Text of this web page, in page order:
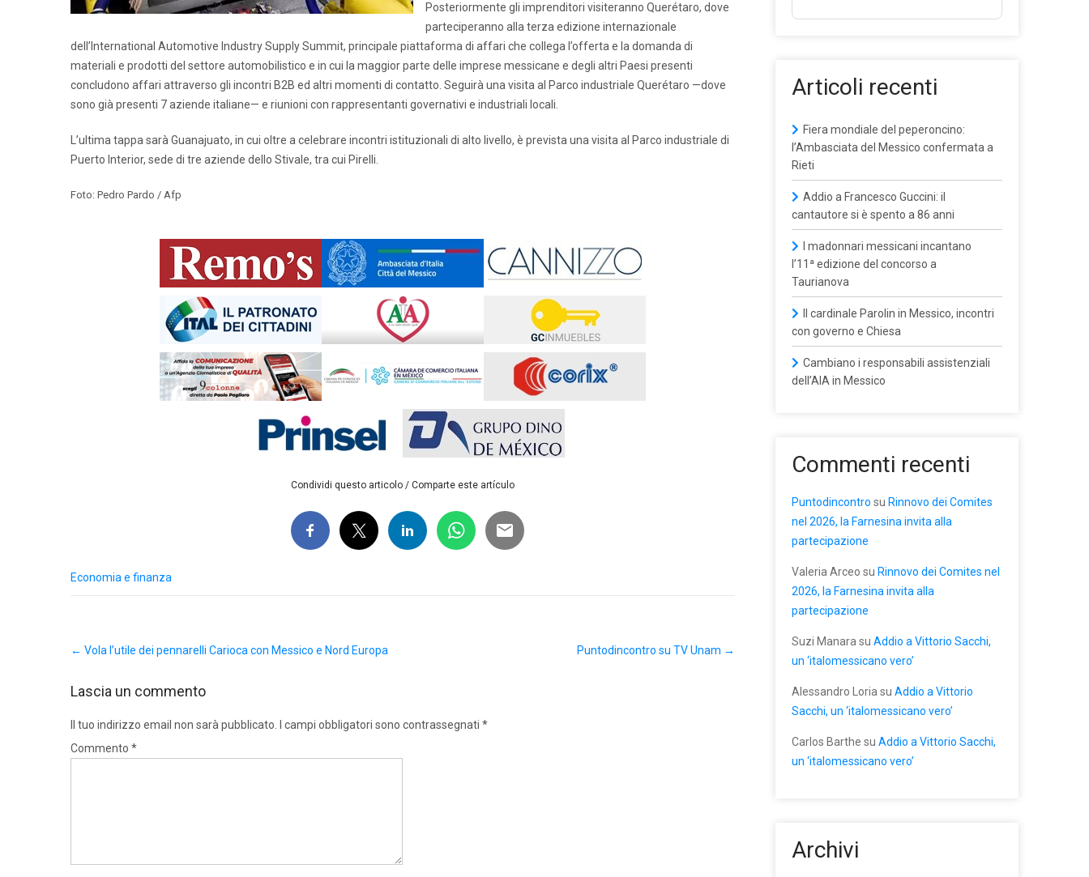
Posteriormente gli imprenditori visiteranno Querétaro, dove
parteciperanno alla terza edizione internazionale
dell’International Automotive Industry Supply Summit, principale piattaforma di affari che collega l’offerta e la domanda di
materiali e prodotti del settore automobilistico e in cui la maggior parte delle imprese messicane e degli altri Paesi presenti
concludono affari attraverso gli incontri B2B ed altri momenti di contatto. Seguirà una visita al Parco industriale Querétaro —dove
sono già presenti 7 aziende italiane— e riunioni con rappresentanti governativi e industriali locali.
L’ultima tappa sarà Guanajuato, in cui oltre a celebrare incontri istituzionali di alto livello, è prevista una visita al Parco industriale di
Puerto Interior, sede di tre aziende dello Stivale, tra cui Pirelli.
Foto: Pedro Pardo / Afp
Condividi questo articolo / Comparte este artículo
Economia e finanza
navigation
← Vola l’utile dei pennarelli Carioca con Messico e Nord Europa Puntodincontro su TV Unam →
Lascia un commento
Il tuo indirizzo email non sarà pubblicato. I campi obbligatori sono contrassegnati *
Commento *
Articoli recenti
Fiera mondiale del peperoncino:
l’Ambasciata del Messico confermata a
Rieti
Addio a Francesco Guccini: il
cantautore si è spento a 86 anni
I madonnari messicani incantano
l’11ª edizione del concorso a
Taurianova
Il cardinale Parolin in Messico, incontri
con governo e Chiesa
Cambiano i responsabili assistenziali
dell’AIA in Messico
Commenti recenti
Puntodincontro su Rinnovo dei Comites
nel 2026, la Farnesina invita alla
partecipazione
Valeria Arceo su Rinnovo dei Comites nel
2026, la Farnesina invita alla
partecipazione
Suzi Manara su Addio a Vittorio Sacchi,
un ‘italomessicano vero’
Alessandro Loria su Addio a Vittorio
Sacchi, un ‘italomessicano vero’
Carlos Barthe su Addio a Vittorio Sacchi,
un ‘italomessicano vero’
Archivi